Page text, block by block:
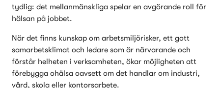
tydlig: det mellanmänskliga spelar en avgörande roll för
hälsan på jobbet.
När det finns kunskap om arbetsmiljörisker, ett gott
samarbetsklimat och ledare som är närvarande och
förstår helheten i verksamheten, ökar möjligheten att
förebygga ohälsa oavsett om det handlar om industri,
vård, skola eller kontorsarbete.